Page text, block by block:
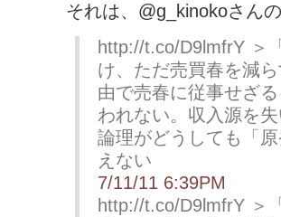
それは、@g_kinokoさん
http://t.co/D9lmfrY ＞
け、ただ売買春を減
由で売春に従事せざ
われない。収入源を
論理がどうしても「
えない
7/11/11 6:39PM
http://t.co/D9lmfrY ＞